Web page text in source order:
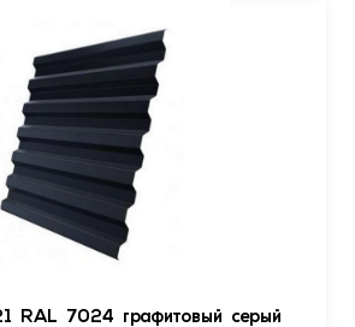
RAL 7024 графитовый серый